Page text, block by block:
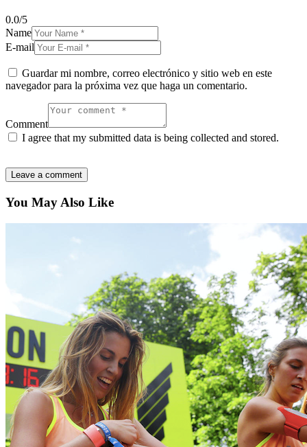
0.0/5
Name
E-mail
Guardar mi nombre, correo electrónico y sitio web en este
navegador para la próxima vez que haga un comentario.
Comment
I agree that my submitted data is being collected and stored.
You May Also Like